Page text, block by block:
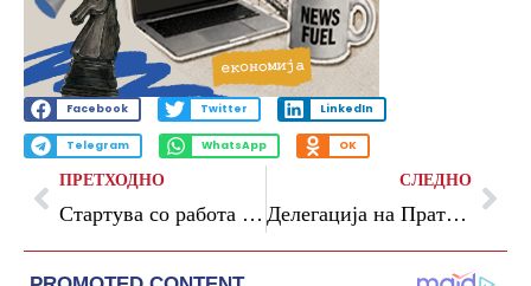
Facebook Twitter LinkedIn
Telegram WhatsApp OK
ПРЕТХОДНО
Стартува со работа Македонската берза на електрична енергија
СЛЕДНО
Делегација на Пратеничката група на Парламентот на Австрија во посета на Собранието